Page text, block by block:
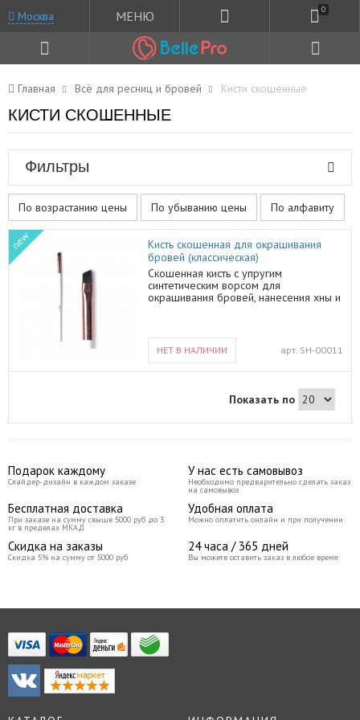
Москва МЕНЮ 0
Главная Всё для ресниц и бровей Кисти скошенные
КИСТИ СКОШЕННЫЕ
Фильтры
По возрастанию цены По убыванию цены По алфавиту
new
Кисть скошенная для окрашивания
бровей (классическая)
Скошенная кисть с упругим
синтетическим ворсом для
окрашивания бровей, нанесения хны и
диагональным контуром ворса
является удобной для работы с
бровями. При работе с хной обычно
и кожи, такой кистью удобнее
прорисовывать четкую форму бровей,
зону соединения деревянной ручки с
металлической обоймой!
НЕТ В НАЛИЧИИ арт. SH-00011
Показать по
Подарок каждому
Слайдер-дизайн в каждом заказе
У нас есть самовывоз
Необходимо предварительно сделать заказ
на самовывоз
Бесплатная доставка
При заказе на сумму свыше 5000 руб до 3
кг в пределах МКАД
Удобная оплата
Можно оплатить онлайн и при получении
Скидка на заказы
Скидка 5% на сумму от 5000 руб
24 часа / 365 дней
Вы можете оставить заказ в любое время